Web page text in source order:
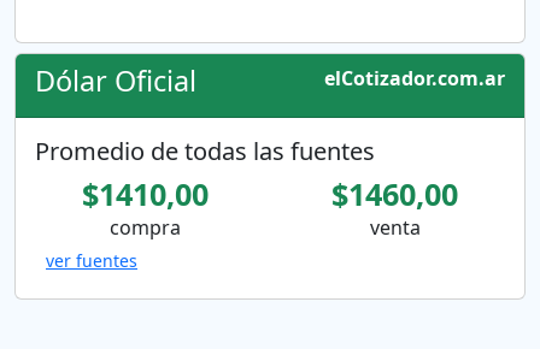
Dólar Oficial elCotizador.com.ar
Promedio de todas las fuentes
$1410,00
compra
$1460,00
venta
ver fuentes